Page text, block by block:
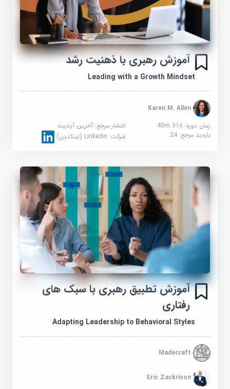
آموزش رهبری با ذهنیت رشد
Leading with a Growth Mindset
Karen M. Allen
زمان دوره: 40m 31s
انتشار مرجع:آخرین آپدیت
بازدید مرجع:24 شرکت:Linkedin (لینکدین)
آموزش تطبیق رهبری با سبک های
رفتاری
Adapting Leadership to Behavioral Styles
Madecraft
Eric Zackrison